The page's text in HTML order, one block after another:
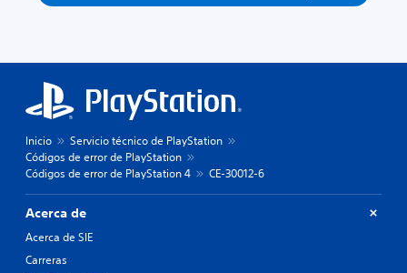
Inicio
Servicio técnico de PlayStation
Códigos de error de PlayStation
Códigos de error de PlayStation 4
CE-30012-6
Acerca de
Acerca de SIE
Carreras